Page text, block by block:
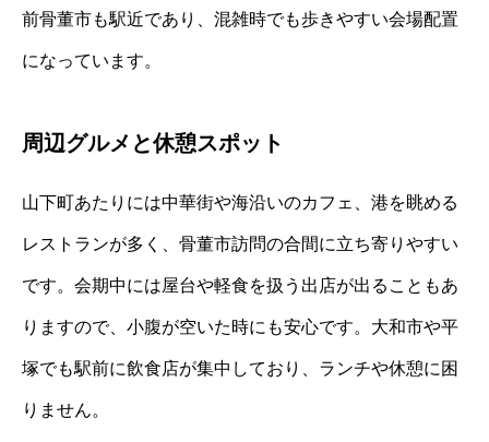
前骨董市も駅近であり、混雑時でも歩きやすい会場配置
になっています。
周辺グルメと休憩スポット
山下町あたりには中華街や海沿いのカフェ、港を眺める
レストランが多く、骨董市訪問の合間に立ち寄りやすい
です。会期中には屋台や軽食を扱う出店が出ることもあ
りますので、小腹が空いた時にも安心です。大和市や平
塚でも駅前に飲食店が集中しており、ランチや休憩に困
りません。